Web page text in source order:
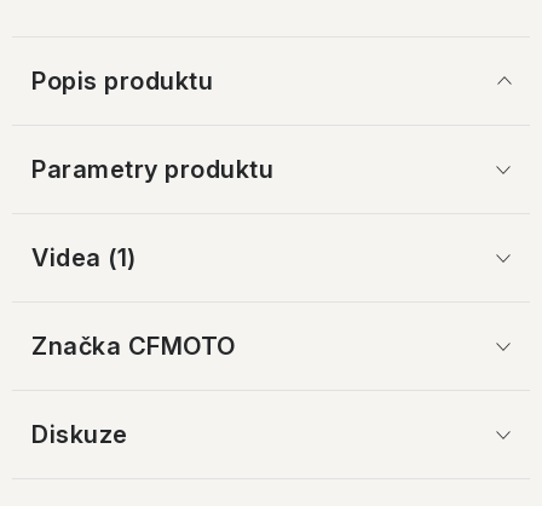
Popis produktu
Parametry produktu
Videa (1)
Značka CFMOTO
Diskuze